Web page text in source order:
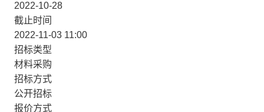
边),D地块小学幼儿园园建工程
2022-10-28
截止时间
2022-11-03 11:00
招标类型
材料采购
招标方式
公开招标
报价方式